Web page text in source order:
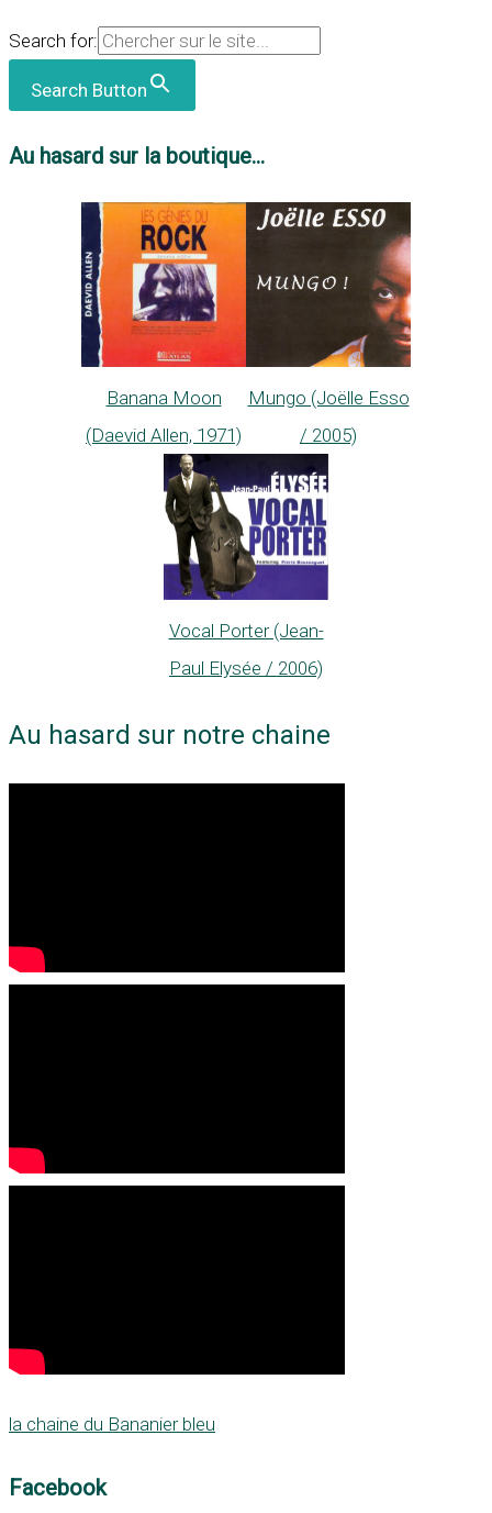
Search for:
Search Button
Au hasard sur la boutique...
Banana Moon
(Daevid Allen, 1971)
Mungo (Joëlle Esso
/ 2005)
Vocal Porter (Jean-
Paul Elysée / 2006)
Au hasard sur notre chaine
la chaine du Bananier bleu
Facebook